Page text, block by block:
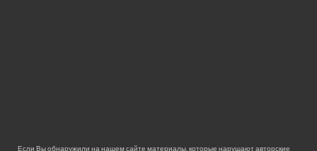
Если Вы обнаружили на нашем сайте материалы, которые нарушают авторские